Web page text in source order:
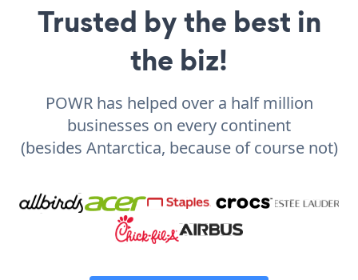
Trusted by the best in
the biz!
POWR has helped over a half million
businesses on every continent
(besides Antarctica, because of course not)